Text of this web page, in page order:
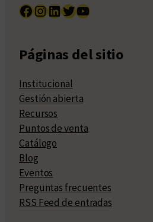
Facebook InstagramLinkedIn Twitter YouTube
Páginas del sitio
Institucional
Gestión abierta
Recursos
Puntos de venta
Catálogo
Blog
Eventos
Preguntas frecuentes
RSS Feed de entradas